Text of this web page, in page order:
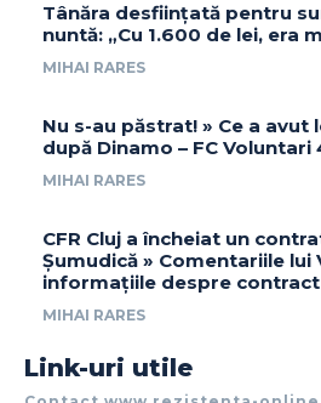
Tânăra desființată pentru
nuntă: „Cu 1.600 de lei, era
MIHAI RARES
Nu s-au păstrat! » Ce a
după Dinamo – FC Voluntari
MIHAI RARES
CFR Cluj a încheiat un
Șumudică » Comentariile lui
informațiile despre contract
MIHAI RARES
Link-uri utile